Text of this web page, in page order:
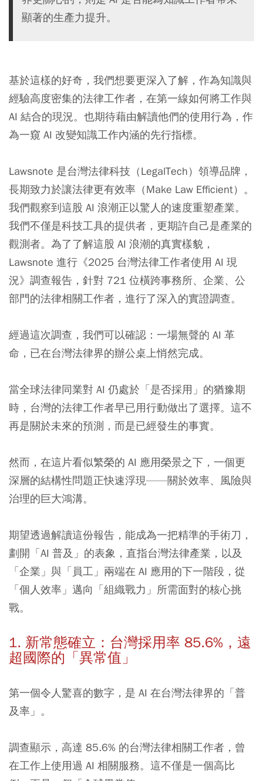
顯著的生產力提升。
基於這樣的好奇，我們想要更深入了解，作為知識與
經驗高度密集的法律工作者，在第一線如何將工作與
AI 結合的現況。也期待藉由解讀他們的使用行為，作
為一窺 AI 改變知識工作內涵的先行指標。
Lawsnote 是台灣法律科技（LegalTech）領導品牌，
長期致力於讓法律更有效率（Make Law Efficient）。
我們觀察到這股 AI 浪潮正以驚人的速度重塑產業。
我們不僅是科技工具的提供者，更期許自己是產業的
觀測者。為了了解這股 AI 浪潮的真實樣貌，
Lawsnote 進行《2025 台灣法律工作者使用 AI 現
況》調查報告，針對 721 位橫跨事務所、企業、公
部門的法律相關工作者，進行了深入的實證調查。
經過這次調查，我們可以確認：一場無聲的 AI 革
命，已在台灣法律界的辦公桌上悄然完成。
當全球法律同業對 AI 仍處於「是否採用」的猶豫期
時，台灣的法律工作者早已用行動做出了選擇。這不
再是關於未來的預測，而是已經發生的事實。
然而，在這片看似繁榮的 AI 應用榮景之下，一個更
深層的結構性問題正快速浮現——關於效率、風險與
治理的巨大鴻溝。
期望透過解讀這份報告，能成為一把精準的手術刀，
劃開「AI 普及」的表象，直指台灣法律產業，以及
「企業」與「員工」兩端在 AI 應用的下一階段，從
「個人效率」邁向「組織戰力」所需面對的核心挑
戰。
1. 新常態確立：台灣採用率 85.6%，遠
超國際的「異常值」
第一個令人驚喜的數字，是 AI 在台灣法律界的「普
及率」。
調查顯示，高達 85.6% 的台灣法律相關工作者，曾
在工作上使用過 AI 相關服務。這不僅是一個高比